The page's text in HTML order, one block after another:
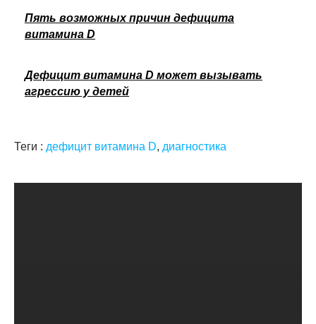
Пять возможных причин дефицита
витамина D
Дефицит витамина D может вызывать
агрессию у детей
Теги : дефицит витамина D, диагностика